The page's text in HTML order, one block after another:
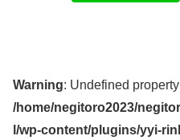
Warning: Undefined
/home/negitoro2023/
l/wp-content/plugins/yyi-